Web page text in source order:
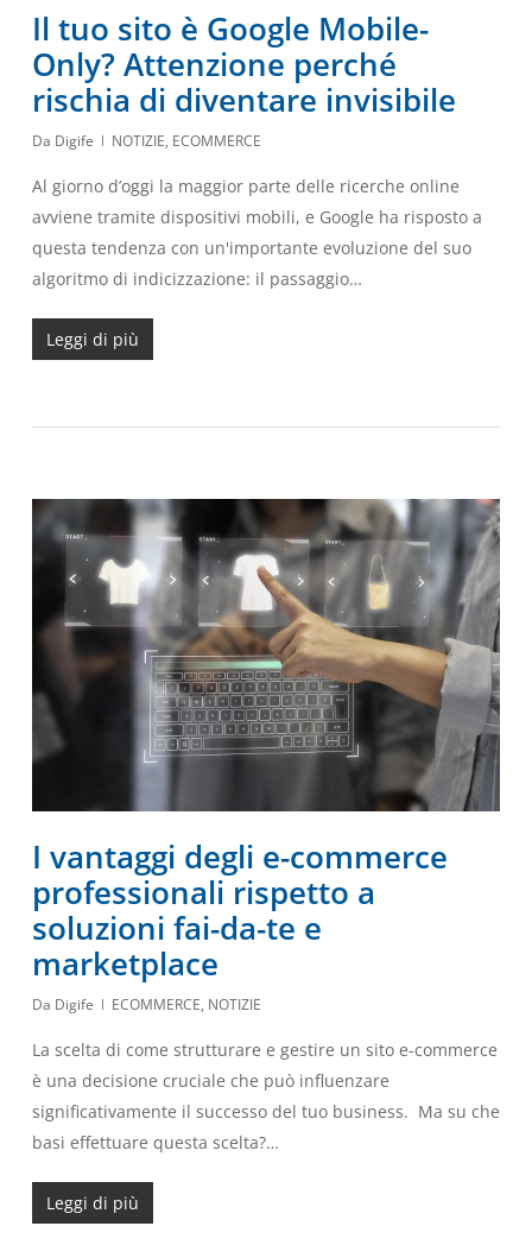
Il tuo sito è Google Mobile-
Only? Attenzione perché
rischia di diventare invisibile
Da Digife NOTIZIE, ECOMMERCE
Al giorno d’oggi la maggior parte delle ricerche online
avviene tramite dispositivi mobili, e Google ha risposto a
questa tendenza con un'importante evoluzione del suo
algoritmo di indicizzazione: il passaggio…
Leggi di più
I vantaggi degli e-commerce
professionali rispetto a
soluzioni fai-da-te e
marketplace
Da Digife ECOMMERCE, NOTIZIE
La scelta di come strutturare e gestire un sito e-commerce
è una decisione cruciale che può influenzare
significativamente il successo del tuo business. Ma su che
basi effettuare questa scelta?…
Leggi di più